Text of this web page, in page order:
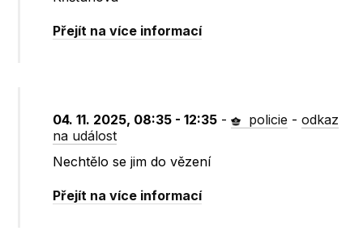
Přejít na více informací
04. 11. 2025, 08:35 - 12:35 - policie -odkaz
na událost
Nechtělo se jim do vězení
Přejít na více informací